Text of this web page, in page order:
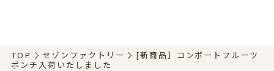
TOP セゾンファクトリー
[新商品］コンポートフルーツ
ポンチ入荷いたしました